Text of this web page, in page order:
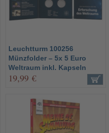
Leuchtturm 100256
Münzfolder – 5x 5 Euro
Weltraum inkl. Kapseln
19,99 €